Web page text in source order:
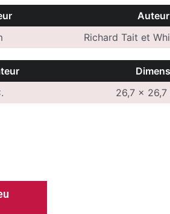
Auteur
Richard Tait et
26,7 x